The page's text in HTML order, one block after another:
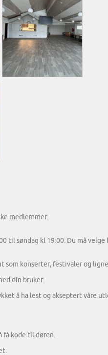
medlemmer.
til søndag kl 19:00. Du må velge
konserter, festivaler og
din bruker.
å ha lest og akseptert våre
få kode til døren.